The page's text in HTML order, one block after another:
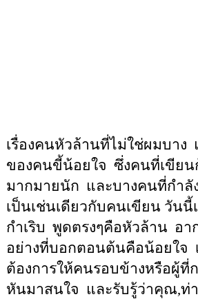
เรื่องคนหัวล้านที่ไม่ใช่ผมบาง
ของคนขี้น้อยใจ ซึ่งคนที่เขีย
มากมายนัก และบางคนที่กำลั
เป็นเช่นเดียวกับคนเขียน วันนี้
กำเริบ พูดตรงๆคือหัวล้าน อา
อย่างที่บอกตอนต้นคือน้อยใจ
ต้องการให้คนรอบข้างหรือผู้ที่
หันมาสนใจ และรับรู้ว่าคุณ,ท่